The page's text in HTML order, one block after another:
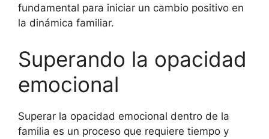
fundamental para iniciar un cambio positivo en
la dinámica familiar.
Superando la opacidad
emocional
Superar la opacidad emocional dentro de la
familia es un proceso que requiere tiempo y